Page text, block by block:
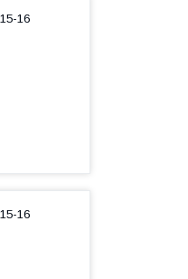
16
16